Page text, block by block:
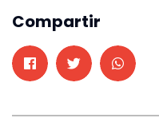
Compartir